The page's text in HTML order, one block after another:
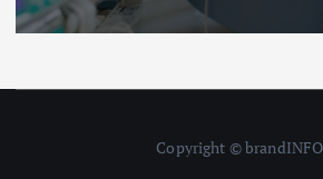
Copyright ©